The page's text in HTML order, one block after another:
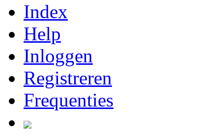
Index
Help
Inloggen
Registreren
Frequenties